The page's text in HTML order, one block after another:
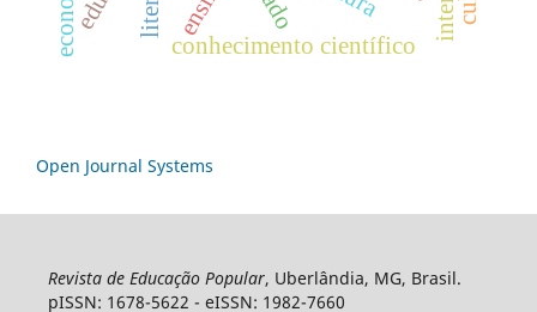
conhecimento científico
Open Journal Systems
Revista de Educação Popular, Uberlândia, MG, Brasil.
pISSN: 1678-5622 - eISSN: 1982-7660